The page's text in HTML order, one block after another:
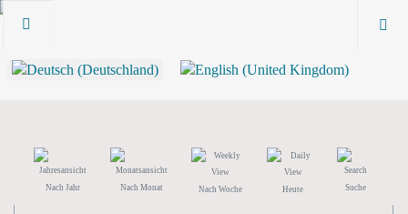
Nach Jahr Nach Monat Nach Woche Heute Suche